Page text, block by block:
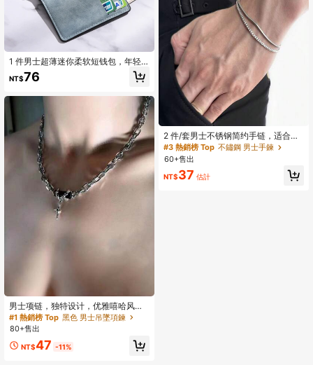
1 件男士超薄迷你柔软短钱包，年轻
银行卡包皮夹，垂直折叠零钱包，卡
包，送礼的理想选择适合青少年夏季
或生日礼服配饰正式/商务正式情人节
创意
NT$76
男士项链，独特设计，优雅嘻哈风
格，黑色玛瑙缠绕多层颈链，百搭朋
克风吊坠，圣诞节、新年、情人节礼
#1 熱銷榜 Top
僅剩1件
#1 熱銷榜 Top 黑色 男士吊墜項鍊
僅剩1件
#1 熱銷榜 Top 黑色 男士吊墜項鍊
僅剩1件
#1 熱銷榜 Top
僅剩1件
80+售出
NT$47 -11%
2 件/套男士不锈钢简约手链，适合日
常佩戴、约会、聚会，是送给男士的
绝佳礼物
#3 熱銷榜 Top 不鏽鋼 男士手鍊
60+售出
NT$37 估計